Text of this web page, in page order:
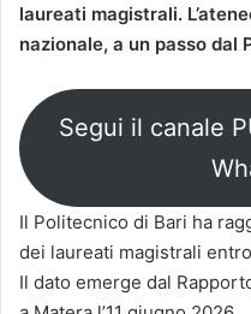
laureati magistrali.
nazionale, a un passo dal
Segui il canale
Il Politecnico di Bari ha
dei laureati magistrali
Il dato emerge dal